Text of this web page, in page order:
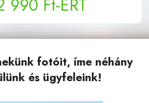
990 Ft-ÉRT
fotóit, íme néhány
és ügyfeleink!